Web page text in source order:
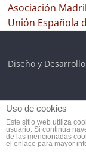
Asociación
Unión Española
Diseño y
Uso de cookies
Este sitio web utiliza
usuario. Si continúa
de las mencionadas
el enlace para mayor